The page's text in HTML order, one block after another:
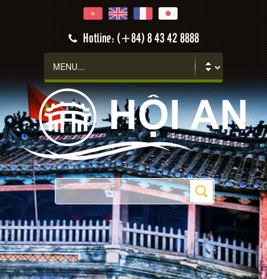
Hotline: (+84) 8 43 42 8888